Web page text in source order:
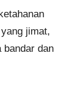
jimat,
bandar dan